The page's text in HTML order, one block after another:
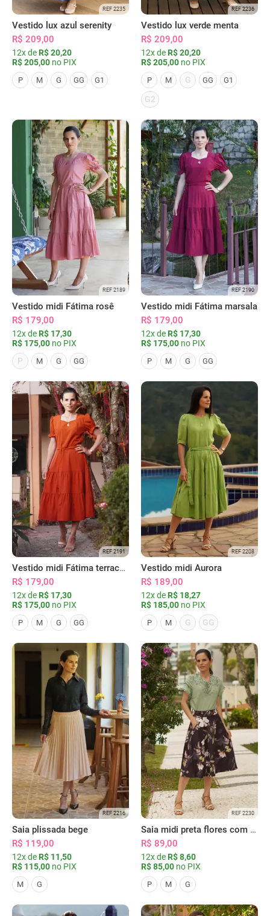
REF 2235
Vestido lux azul serenity
R$ 209,00
12x de R$ 20,20
R$ 205,00 no PIX
P M G GG G1
REF 2236
Vestido lux verde menta
R$ 209,00
12x de R$ 20,20
R$ 205,00 no PIX
P M G GG G1
G2
REF 2189
Vestido midi Fátima rosê
R$ 179,00
12x de R$ 17,30
R$ 175,00 no PIX
P
M G GG
REF 2190
Vestido midi Fátima marsala
R$ 179,00
12x de R$ 17,30
R$ 175,00 no PIX
P M G GG
REF 2191
Vestido midi Fátima terracota
R$ 179,00
12x de R$ 17,30
R$ 175,00 no PIX
P M G GG
REF 2208
Vestido midi Aurora
R$ 189,00
12x de R$ 18,27
R$ 185,00 no PIX
P M G GG
REF 2216
Saia plissada bege
R$ 119,00
12x de R$ 11,50
R$ 115,00 no PIX
M G
REF 2230
Saia midi preta flores com bolsos
R$ 89,00
12x de R$ 8,60
R$ 85,00 no PIX
P M G